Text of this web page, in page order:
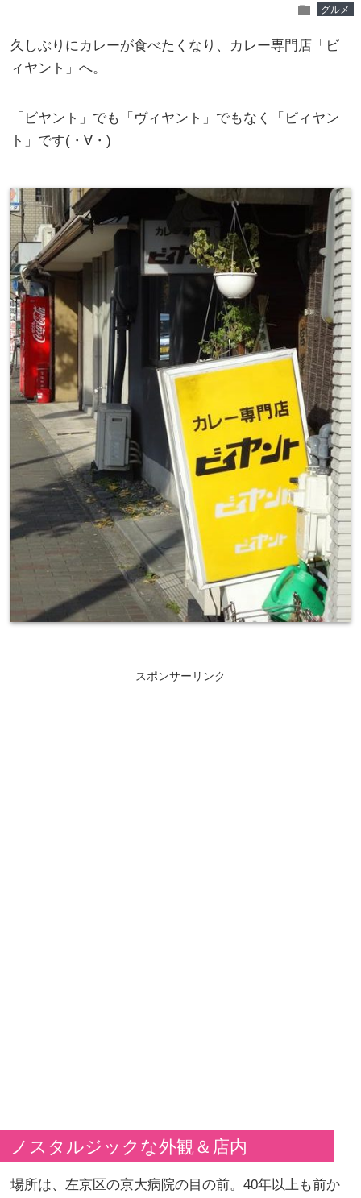
folder グルメ
久しぶりにカレーが食べたくなり、カレー専門店「ビ
ィヤント」へ。
「ビヤント」でも「ヴィヤント」でもなく「ビィヤン
ト」です(・∀・)
スポンサーリンク
ノスタルジックな外観＆店内
場所は、左京区の京大病院の目の前。40年以上も前か